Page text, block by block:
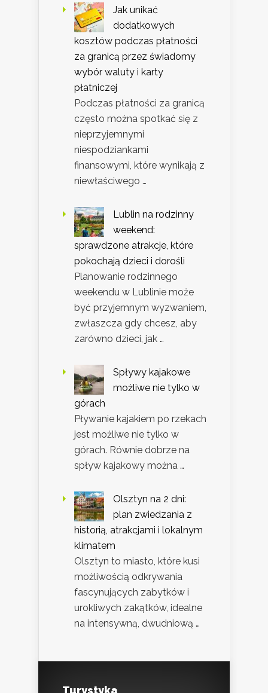
Jak unikać
dodatkowych
kosztów podczas płatności
za granicą przez świadomy
wybór waluty i karty
płatniczej
Podczas płatności za granicą
często można spotkać się z
nieprzyjemnymi
niespodziankami
finansowymi, które wynikają z
niewłaściwego …
Lublin na rodzinny
weekend:
sprawdzone atrakcje, które
pokochają dzieci i dorośli
Planowanie rodzinnego
weekendu w Lublinie może
być przyjemnym wyzwaniem,
zwłaszcza gdy chcesz, aby
zarówno dzieci, jak …
Spływy kajakowe
możliwe nie tylko w
górach
Pływanie kajakiem po rzekach
jest możliwe nie tylko w
górach. Równie dobrze na
spływ kajakowy można …
Olsztyn na 2 dni:
plan zwiedzania z
historią, atrakcjami i lokalnym
klimatem
Olsztyn to miasto, które kusi
możliwością odkrywania
fascynujących zabytków i
urokliwych zakątków, idealne
na intensywną, dwudniową …
Turystyka